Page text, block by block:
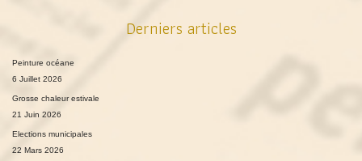
Derniers articles
Peinture océane
6 Juillet 2026
Grosse chaleur estivale
21 Juin 2026
Elections municipales
22 Mars 2026